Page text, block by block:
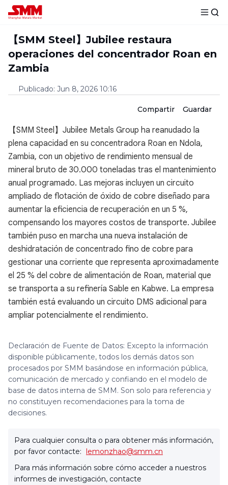
【SMM Steel】Jubilee restaura
operaciones del concentrador Roan en
Zambia
Publicado: Jun 8, 2026 10:16
Compartir Guardar
【SMM Steel】Jubilee Metals Group ha reanudado la
plena capacidad en su concentradora Roan en Ndola,
Zambia, con un objetivo de rendimiento mensual de
mineral bruto de 30.000 toneladas tras el mantenimiento
anual programado. Las mejoras incluyen un circuito
ampliado de flotación de óxido de cobre diseñado para
aumentar la eficiencia de recuperación en un 5 %,
compensando los mayores costos de transporte. Jubilee
también puso en marcha una nueva instalación de
deshidratación de concentrado fino de cobre para
gestionar una corriente que representa aproximadamente
el 25 % del cobre de alimentación de Roan, material que
se transporta a su refinería Sable en Kabwe. La empresa
también está evaluando un circuito DMS adicional para
ampliar potencialmente el rendimiento.
Declaración de Fuente de Datos: Excepto la información
disponible públicamente, todos los demás datos son
procesados por SMM basándose en información pública,
comunicación de mercado y confiando en el modelo de
base de datos interna de SMM. Son solo para referencia y
no constituyen recomendaciones para la toma de
decisiones.
Para cualquier consulta o para obtener más información,
por favor contacte: lemonzhao@smm.cn
Para más información sobre cómo acceder a nuestros
informes de investigación, contacte